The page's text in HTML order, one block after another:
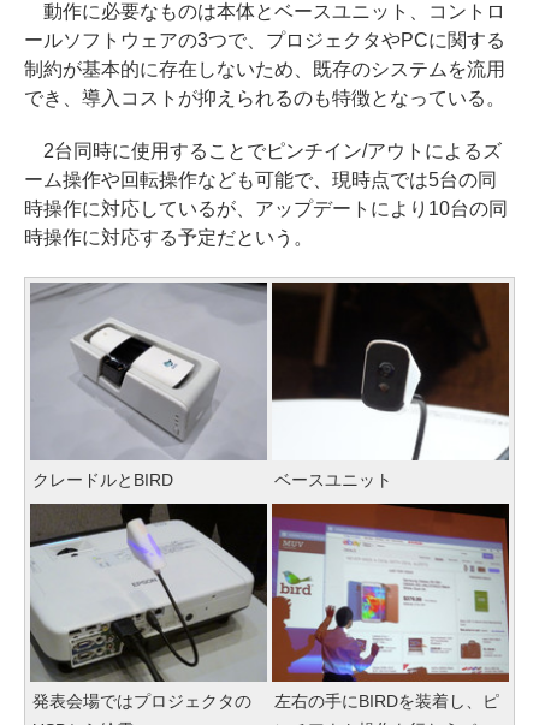
動作に必要なものは本体とベースユニット、コントロ
ールソフトウェアの3つで、プロジェクタやPCに関する
制約が基本的に存在しないため、既存のシステムを流用
でき、導入コストが抑えられるのも特徴となっている。
2台同時に使用することでピンチイン/アウトによるズ
ーム操作や回転操作なども可能で、現時点では5台の同
時操作に対応しているが、アップデートにより10台の同
時操作に対応する予定だという。
クレードルとBIRD ベースユニット
発表会場ではプロジェクタの
左右の手にBIRDを装着し、ピ